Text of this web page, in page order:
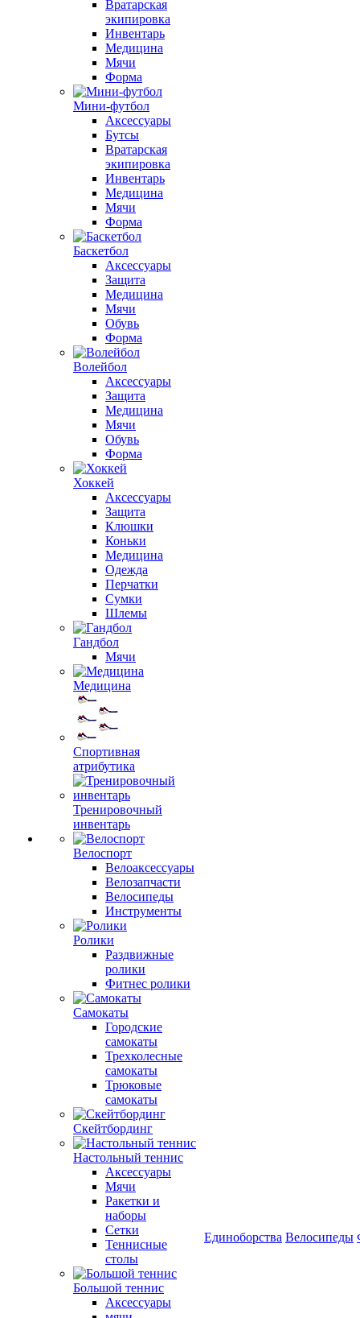
Вратарская
экипировка
Инвентарь
Медицина
Мячи
Форма
Мини-футбол
Аксессуары
Бутсы
Вратарская
экипировка
Инвентарь
Медицина
Мячи
Форма
Баскетбол
Аксессуары
Защита
Медицина
Мячи
Обувь
Форма
Волейбол
Аксессуары
Защита
Медицина
Мячи
Обувь
Форма
Хоккей
Аксессуары
Защита
Клюшки
Коньки
Медицина
Одежда
Перчатки
Сумки
Шлемы
Гандбол
Мячи
Медицина
Спортивная
атрибутика
Тренировочный
инвентарь
Велоспорт
Велоаксессуары
Велозапчасти
Велосипеды
Инструменты
Ролики
Раздвижные
ролики
Фитнес ролики
Самокаты
Городские
самокаты
Трехколесные
самокаты
Трюковые
самокаты
Скейтбординг
Настольный теннис
Аксессуары
Мячи
Ракетки и
наборы
Сетки
Теннисные
столы
Большой теннис
Аксессуары
Единоборства Велосипеды